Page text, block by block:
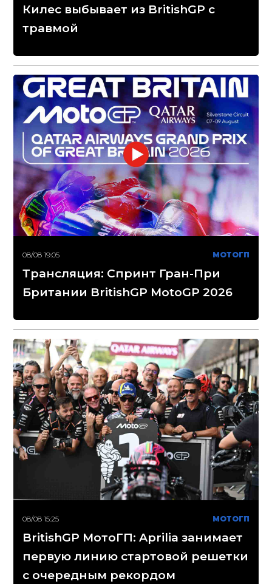
Килес выбывает из BritishGP с
травмой
08/08 19:05 МОТОГП
Трансляция: Спринт Гран-При
Британии BritishGP MotoGP 2026
08/08 15:25 МОТОГП
BritishGP МотоГП: Aprilia занимает
первую линию стартовой решетки
с очередным рекордом